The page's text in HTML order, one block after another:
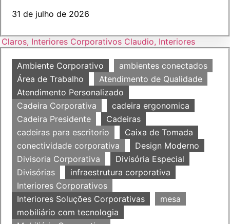
31 de julho de 2026
Ambiente Corporativo
ambientes conectados
Área de Trabalho
Atendimento de Qualidade
Atendimento Personalizado
Cadeira Corporativa
cadeira ergonomica
Cadeira Presidente
Cadeiras
cadeiras para escritorio
Caixa de Tomada
conectividade corporativa
Design Moderno
Divisoria Corporativa
Divisória Especial
Divisórias
infraestrutura corporativa
Interiores Corporativos
Interiores Soluções Corporativas
mesa
mobiliário com tecnologia